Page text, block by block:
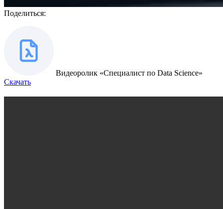
Поделиться:
Видеоролик «Специалист по Data Science»
Скачать